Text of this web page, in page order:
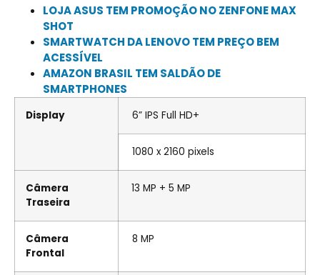
LOJA ASUS TEM PROMOÇÃO NO ZENFONE MAX
SHOT
SMARTWATCH DA LENOVO TEM PREÇO BEM
ACESSÍVEL
AMAZON BRASIL TEM SALDÃO DE
SMARTPHONES
Display 6” IPS Full HD+
1080 x 2160 pixels
Câmera
Traseira
13 MP + 5 MP
Câmera
Frontal
8 MP